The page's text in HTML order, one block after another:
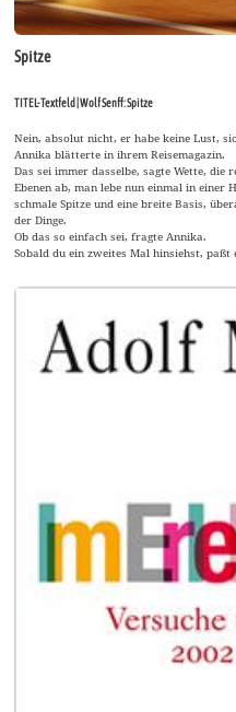
Spitze
TITEL-Textfeld | Wolf Senff: Spitze
Nein, absolut nicht, er habe keine Lust,
Annika blätterte in ihrem Reisemagazin.
Das sei immer dasselbe, sagte Wette,
Ebenen ab, man lebe nun einmal in einer
schmale Spitze und eine breite Basis,
der Dinge.
Ob das so einfach sei, fragte Annika.
Sobald du ein zweites Mal hinsiehst,